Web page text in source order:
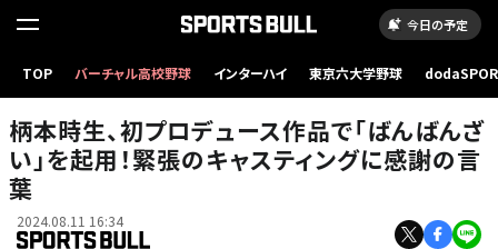
今日の予定
TOP バーチャル高校野球 インターハイ 東京六大学野球
柄本時生、初プロデュース作品で「ばんばんざ
い」を起用！緊張のキャスティングに感謝の言
葉
2024.08.11 16:34